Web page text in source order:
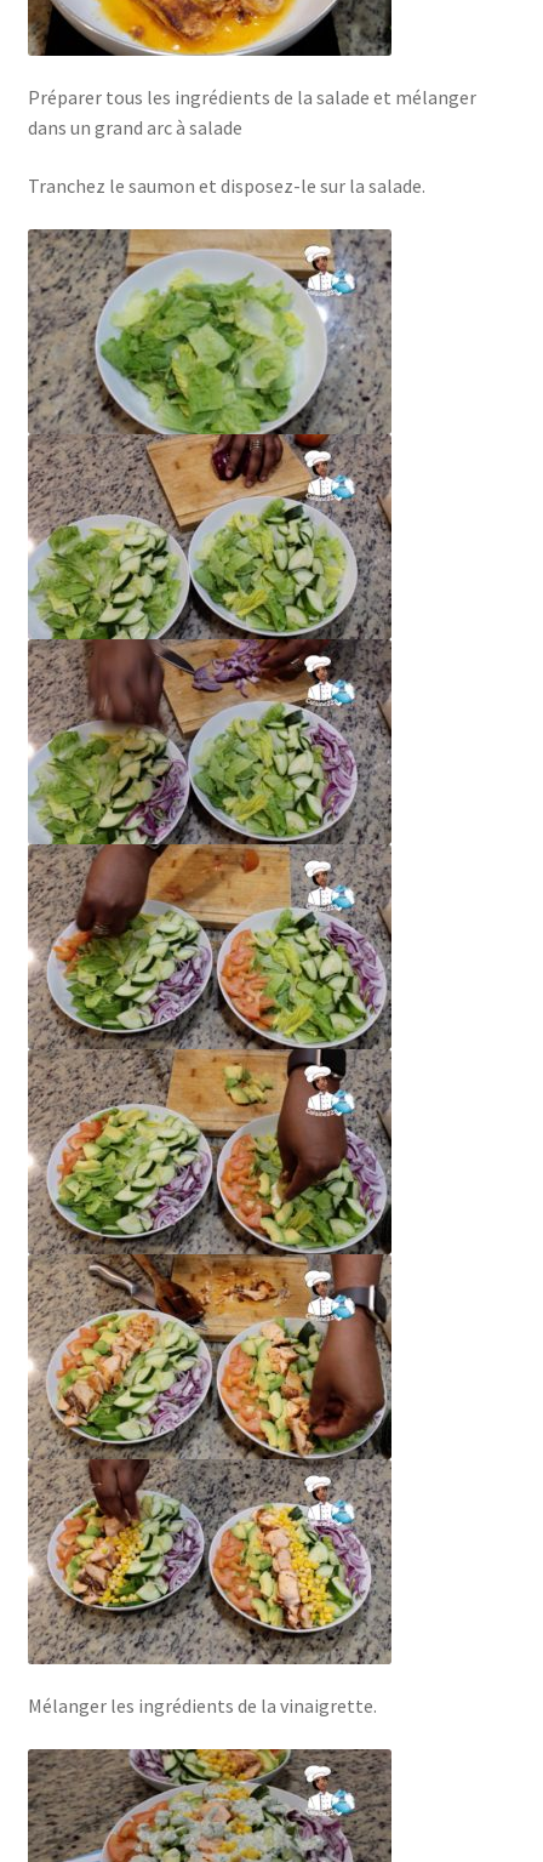
Préparer tous les ingrédients de la salade et mélanger
dans un grand arc à salade
Tranchez le saumon et disposez-le sur la salade.
Mélanger les ingrédients de la vinaigrette.